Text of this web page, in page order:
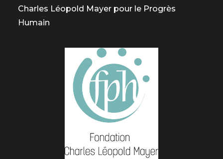
Charles Léopold Mayer pour le Progrès
Humain